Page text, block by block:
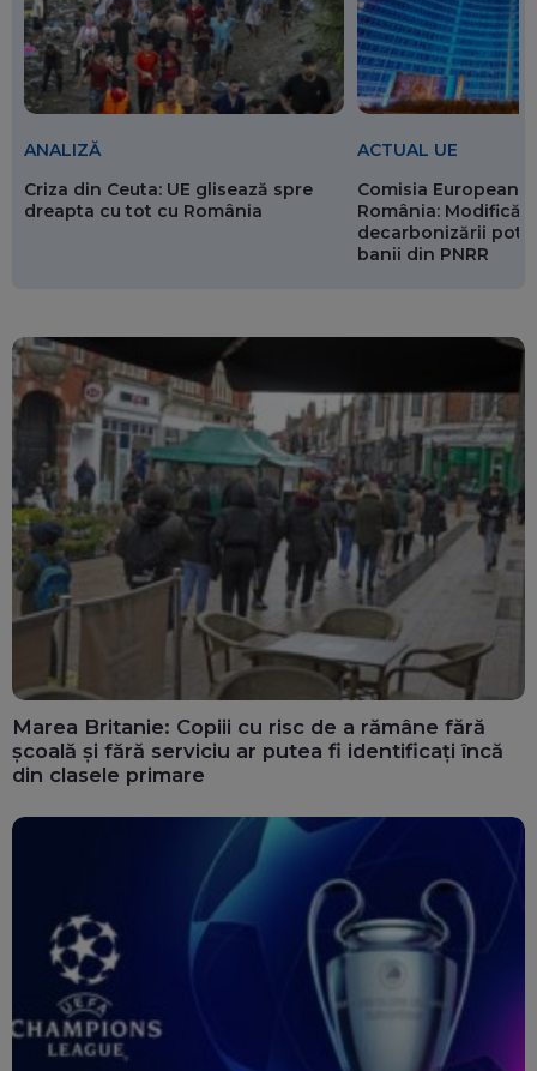
ANALIZĂ
Criza din Ceuta: UE glisează spre
dreapta cu tot cu România
ACTUAL UE
Comisia Europeană
România:
decarbonizării pot
banii din PNRR
Marea Britanie: Copiii cu risc de a rămâne fără
școală și fără serviciu ar putea fi identificați încă
din clasele primare